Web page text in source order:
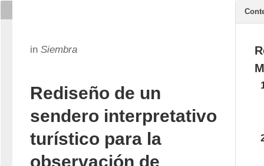
in Siembra
Rediseño de un
sendero interpretativo
turístico para la
observación de